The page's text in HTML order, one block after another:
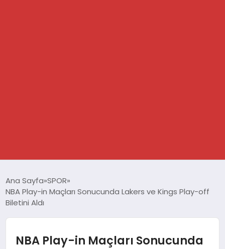
SPOR
Ana Sayfa SPOR
NBA Play-in Maçları Sonucunda Lakers ve Kings Play-off
Biletini Aldı
NBA Play-in Maçları Sonucunda